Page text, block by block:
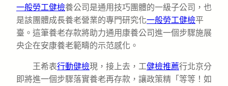
一般勞工健檢養公司是通用技巧團體的一級子公司，也
是該團體成長養老營業的專門研究化一般勞工健檢平
臺。這筆養老存款將助力通用康養公司進一個步驟施展
央企在安康養老範疇的示范感化。
王希表行動健檢現，接上去，工健檢推薦行北京分
即將進一個步驟落實養老再存款，讓政策精「等等！如